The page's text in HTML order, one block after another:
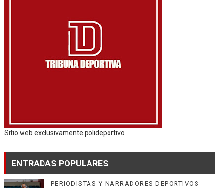
Sitio web exclusivamente polideportivo
ENTRADAS POPULARES
PERIODISTAS Y NARRADORES DEPORTIVOS